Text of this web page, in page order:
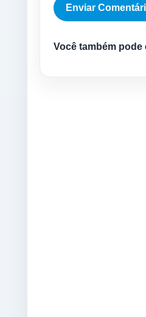
Você também